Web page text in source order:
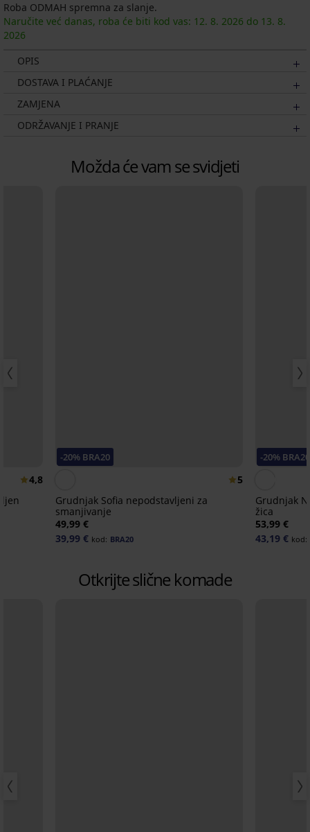
Roba ODMAH spremna za slanje.
Naručite već danas, roba će biti kod vas: 12. 8. 2026 do 13. 8.
2026
OPIS
DOSTAVA I PLAĆANJE
ZAMJENA
ODRŽAVANJE I PRANJE
Možda će vam se svidjeti
4,8
-20% BRA20
5
Grudnjak Sofia nepodstavljeni za
smanjivanje
49,99 €
39,99 € kod: BRA20
-20% BRA20
Grudnjak
žica
53,99 €
43,19 € kod:
Otkrijte slične komade